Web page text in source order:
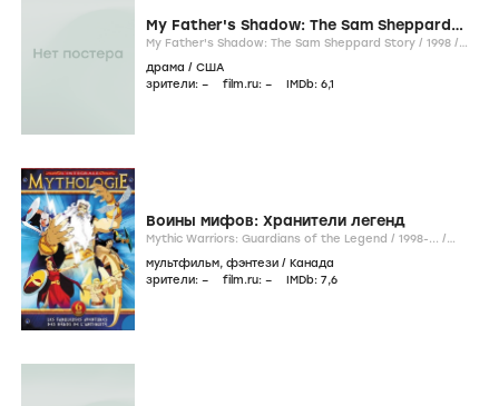
My Father's Shadow: The Sam Sheppard
Story
My Father's Shadow: The Sam Sheppard Story / 1998 /
драма / США
зрители: – film.ru: – IMDb: 6,1
Воины мифов: Хранители легенд
Mythic Warriors: Guardians of the Legend / 1998-... /
мультфильм, фэнтези / Канада
зрители: – film.ru: – IMDb: 7,6